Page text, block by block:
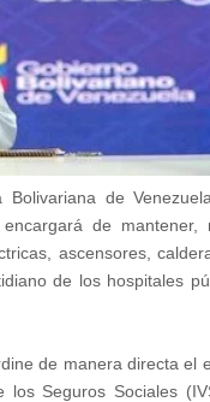
de
de mantener,
ascensores,
de los hospitales
de manera directa el
los Seguros Sociales